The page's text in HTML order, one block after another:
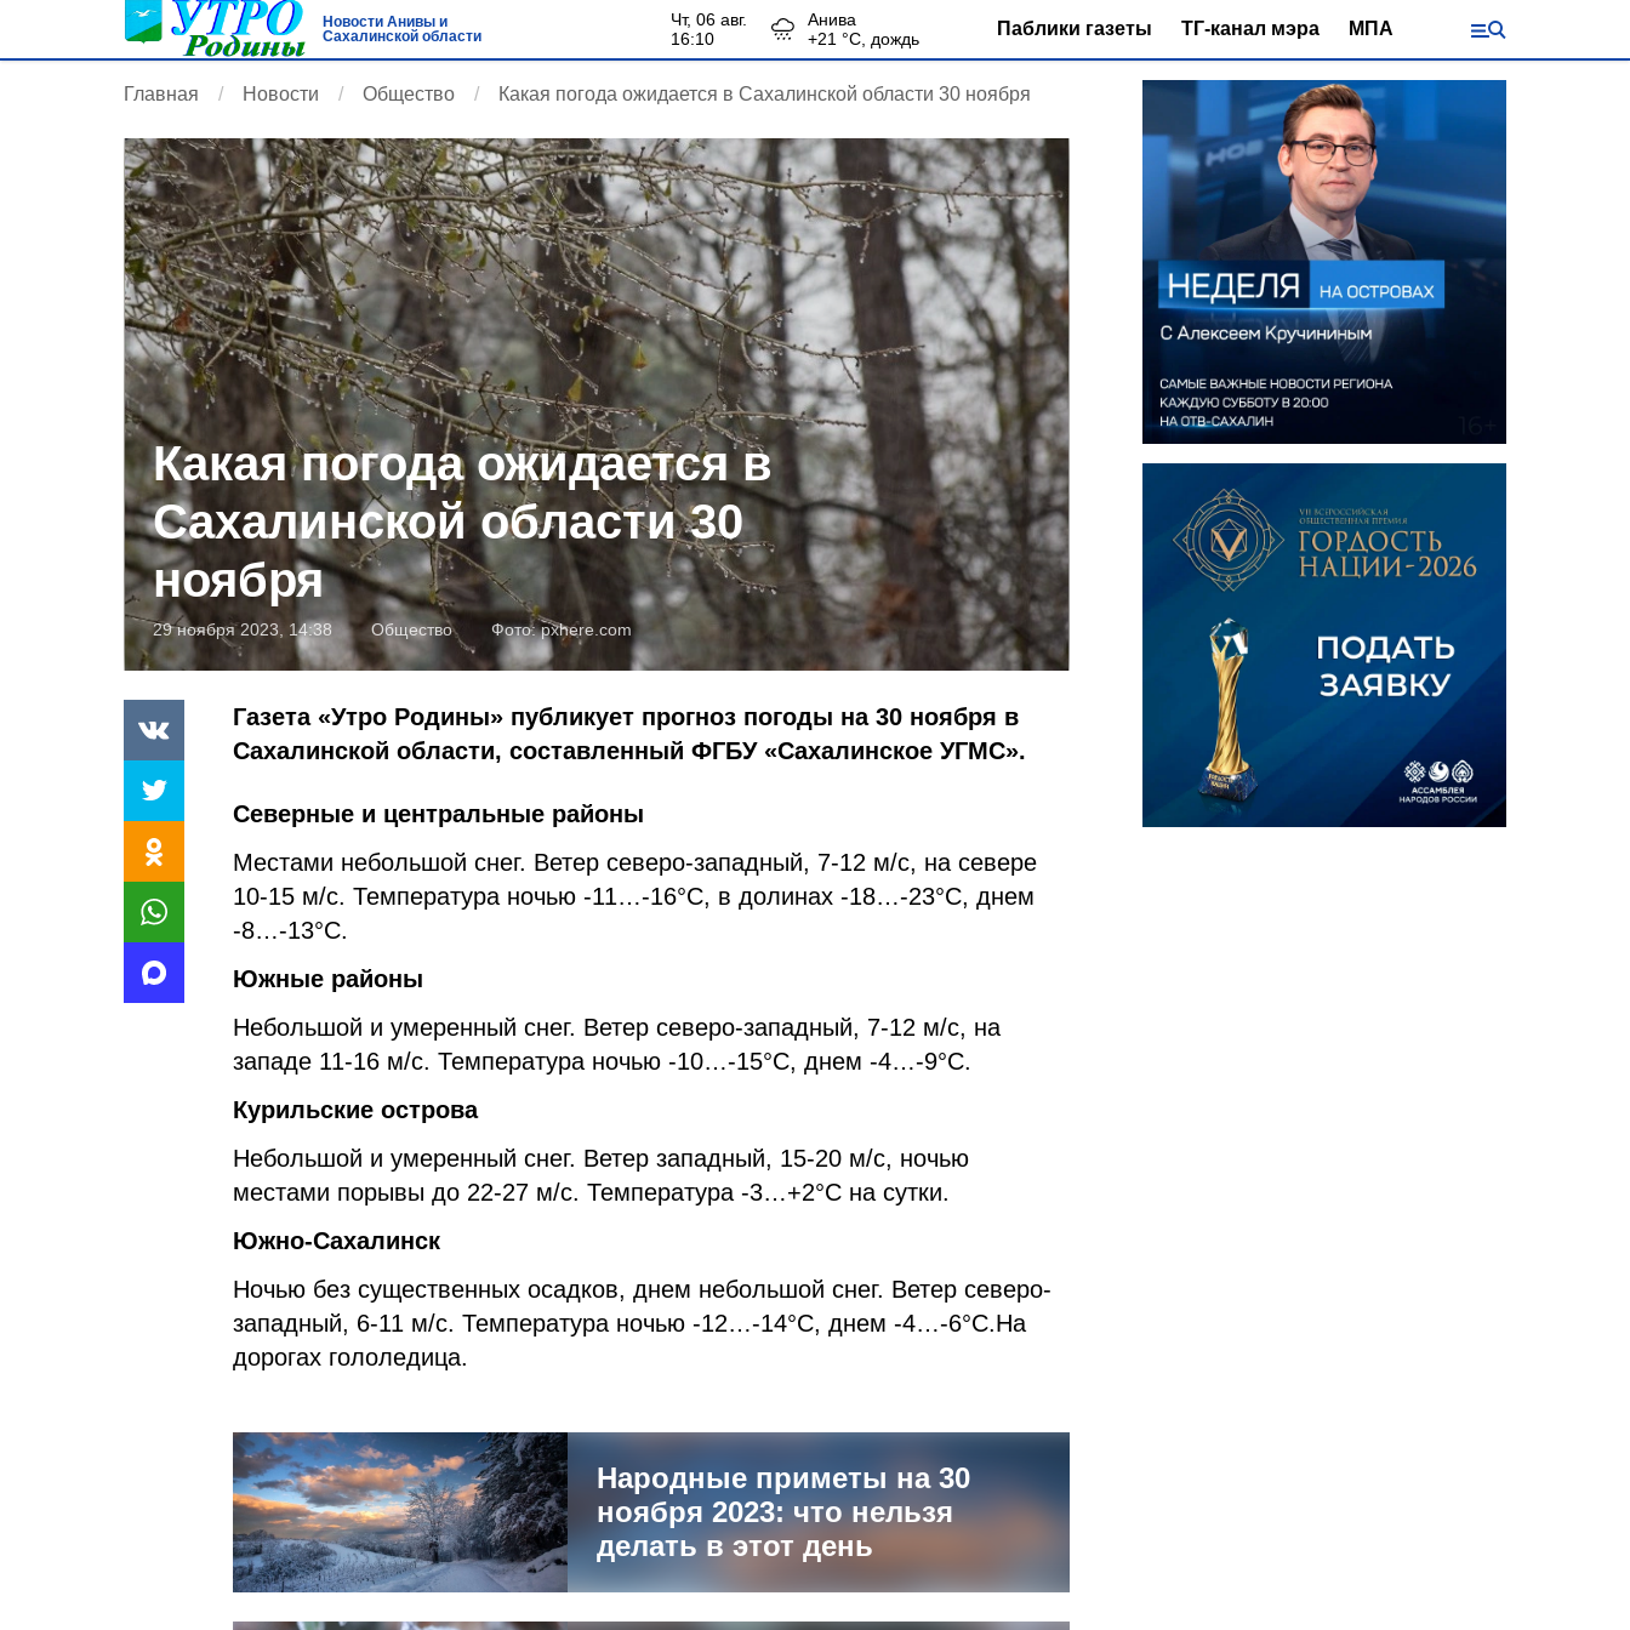
Новости Анивы и
Сахалинской области
чт, 06 авг.
16:10
Анива
+21 °С, дождь Паблики газеты ТГ-канал мэра МПА
Главная Новости Общество Какая погода ожидается в Сахалинской области 30 ноября
Какая погода ожидается в
Сахалинской области 30
ноября
29 ноября 2023, 14:38 Общество Фото:pxhere.com
Газета «Утро Родины» публикует прогноз погоды на 30 ноября в
Сахалинской области, составленный ФГБУ «Сахалинское УГМС».
Северные и центральные районы
Местами небольшой снег. Ветер северо-западный, 7-12 м/с, на севере
10-15 м/с. Температура ночью -11…-16°С, в долинах -18…-23°С, днем
-8…-13°С.
Южные районы
Небольшой и умеренный снег. Ветер северо-западный, 7-12 м/с, на
западе 11-16 м/с. Температура ночью -10…-15°С, днем -4…-9°С.
Курильские острова
Небольшой и умеренный снег. Ветер западный, 15-20 м/с, ночью
местами порывы до 22-27 м/с. Температура -3…+2°С на сутки.
Южно-Сахалинск
Ночью без существенных осадков, днем небольшой снег. Ветер северо-
западный, 6-11 м/с. Температура ночью -12…-14°С, днем -4…-6°С.На
дорогах гололедица.
Народные приметы на 30
ноября 2023: что нельзя
делать в этот день